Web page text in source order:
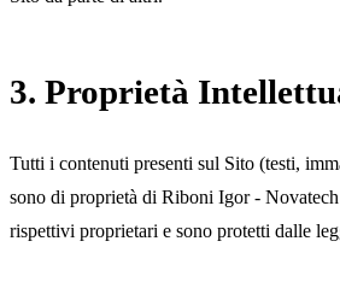
3. Proprietà
Tutti i contenuti presenti sul Sito (testi,
sono di proprietà di Riboni Igor -
rispettivi proprietari e sono protetti dalle